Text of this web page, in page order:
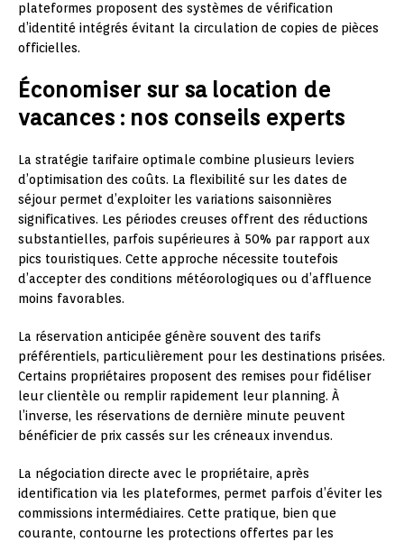
plateformes proposent des systèmes de vérification
d’identité intégrés évitant la circulation de copies de pièces
officielles.
Économiser sur sa location de
vacances : nos conseils experts
La stratégie tarifaire optimale combine plusieurs leviers
d’optimisation des coûts. La flexibilité sur les dates de
séjour permet d’exploiter les variations saisonnières
significatives. Les périodes creuses offrent des réductions
substantielles, parfois supérieures à 50% par rapport aux
pics touristiques. Cette approche nécessite toutefois
d’accepter des conditions météorologiques ou d’affluence
moins favorables.
La réservation anticipée génère souvent des tarifs
préférentiels, particulièrement pour les destinations prisées.
Certains propriétaires proposent des remises pour fidéliser
leur clientèle ou remplir rapidement leur planning. À
l’inverse, les réservations de dernière minute peuvent
bénéficier de prix cassés sur les créneaux invendus.
La négociation directe avec le propriétaire, après
identification via les plateformes, permet parfois d’éviter les
commissions intermédiaires. Cette pratique, bien que
courante, contourne les protections offertes par les